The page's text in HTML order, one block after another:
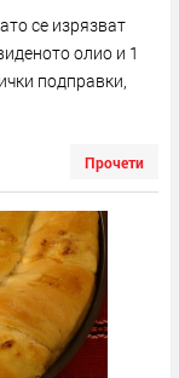
се изрязват
олио и 1
подправки,
Прочети